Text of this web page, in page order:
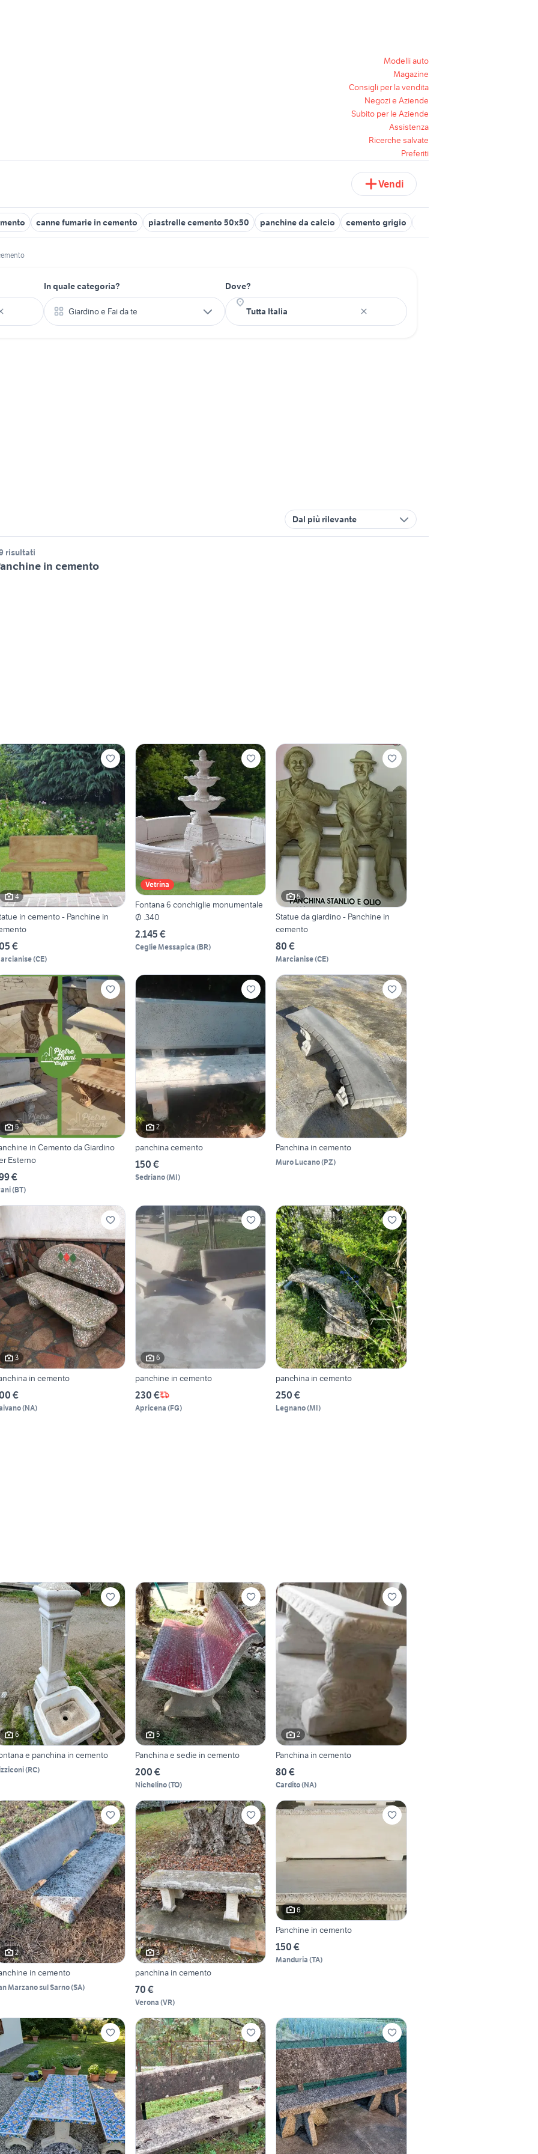
Modelli auto
Magazine
Consigli per la vendita
Negozi e Aziende
Subito per le Aziende
Assistenza
Ricerche salvate
Preferiti
Vendi
canne fumarie in cemento piastrelle cemento 50x50 panchine da calcio cemento grigio
In quale categoria?
Giardino e Fai da te
Dove?
Dal più rilevante
risultati
in cemento
4
in cemento - Panchine in
€
(CE)
Vetrina
Fontana 6 conchiglie monumentale
Ø .340
2.145 €
Ceglie Messapica (BR)
5
Statue da giardino - Panchine in
cemento
80 €
Marcianise(CE)
5
in Cemento da Giardino
Esterno
€
(BT)
2
panchina cemento
150 €
Sedriano(MI)
Panchina in cemento
Muro Lucano(PZ)
3
in cemento
€
(NA)
6
panchine in cemento
230 €
Apricena (FG)
panchina in cemento
250 €
Legnano(MI)
6
e panchina in cemento
(RC)
5
Panchina e sedie in cemento
200 €
Nichelino(TO)
2
Panchina in cemento
80 €
Cardito(NA)
2
in cemento
Marzano sul Sarno(SA)
3
panchina in cemento
70 €
Verona (VR)
6
Panchine in cemento
150 €
Manduria (TA)